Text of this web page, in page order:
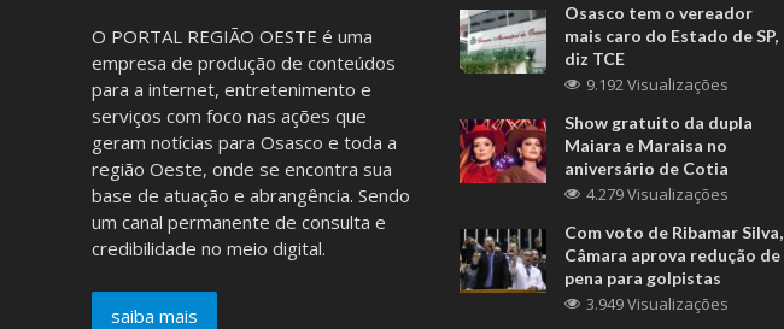
O PORTAL REGIÃO OESTE é uma
empresa de produção de conteúdos
para a internet, entretenimento e
serviços com foco nas ações que
geram notícias para Osasco e toda a
região Oeste, onde se encontra sua
base de atuação e abrangência. Sendo
um canal permanente de consulta e
credibilidade no meio digital.
saiba mais
Osasco tem o vereador
mais caro do Estado de SP,
diz TCE
9.192 Visualizações
Show gratuito da dupla
Maiara e Maraisa no
aniversário de Cotia
4.279 Visualizações
Com voto de Ribamar Silva,
Câmara aprova redução de
pena para golpistas
3.949 Visualizações